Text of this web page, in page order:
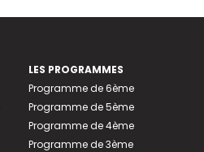
LES PROGRAMMES
Programme de 6ème
Programme de 5ème
Programme de 4ème
Programme de 3ème